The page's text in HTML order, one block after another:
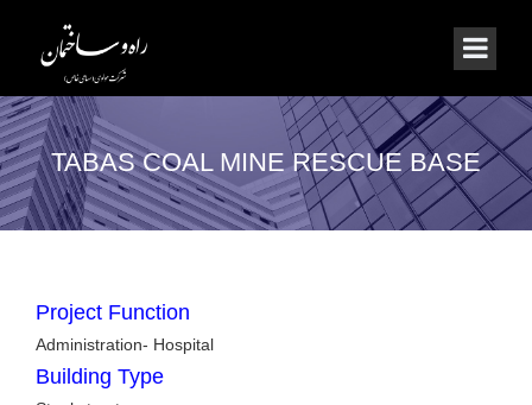
TABAS COAL MINE RESCUE BASE
Project Function
Administration- Hospital
Building Type